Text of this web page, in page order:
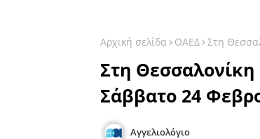
Αρχική σελίδα ΟΑΕΔ Στη
Στη
Σάββατο 24
Αγγελιολόγιο